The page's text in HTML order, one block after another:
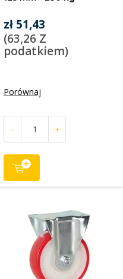
zł 51,43
(63,26 Z
podatkiem)
Porównaj
- +